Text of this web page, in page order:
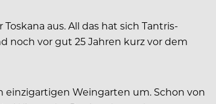
aus. All das hat sich Tantris-
noch vor gut 25 Jahren kurz vor dem
einzigartigen Weingarten um. Schon von